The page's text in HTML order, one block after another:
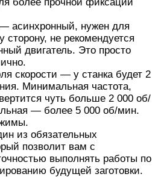
асинхронный, нужен для
сторону, не рекомендуется
двигатель. Это просто
скорости — у станка будет 2
Минимальная частота,
вертится чуть больше 2 000 об/
— более 5 000 об/мин.
из обязательных
позволит вам с
выполнять работы по
будущей заготовки.